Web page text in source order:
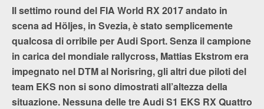
Il settimo round del FIA World RX 2017 andato in
scena ad Höljes, in Svezia, è stato semplicemente
qualcosa di orribile per Audi Sport. Senza il campione
in carica del mondiale rallycross, Mattias Ekstrom era
impegnato nel DTM al Norisring, gli altri due piloti del
team EKS non si sono dimostrati all’altezza della
situazione. Nessuna delle tre Audi S1 EKS RX Quattro